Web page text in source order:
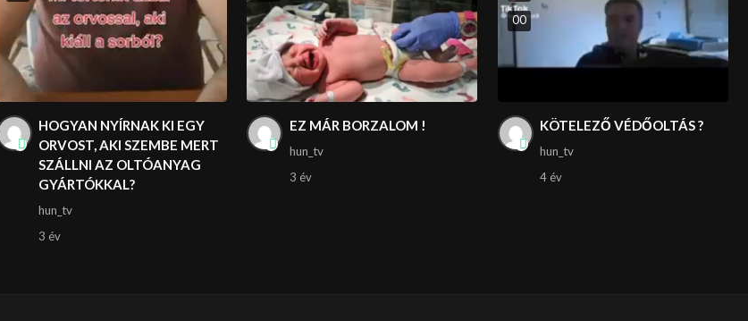
HOGYAN NYÍRNAK KI EGY
ORVOST, AKI SZEMBE MERT
SZÁLLNI AZ OLTÓANYAG
GYÁRTÓKKAL?
hun_tv
3 év
EZ MÁR BORZALOM !
hun_tv
3 év
00
KÖTELEZŐ VÉDŐOLTÁS ?
hun_tv
4 év